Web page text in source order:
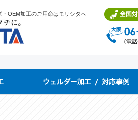
OEM加工のご用命はモリシタへ